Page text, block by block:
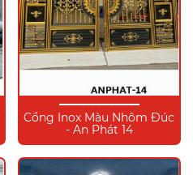
Cổng Inox Màu Nhôm Đúc
- An Phát 14